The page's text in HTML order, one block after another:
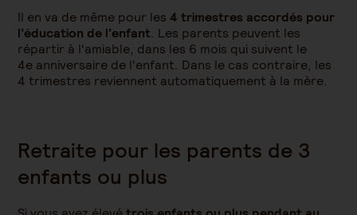
Il en va de même pour les 4 trimestres accordés pour
l’éducation de l’enfant. Les parents peuvent les
répartir à l'amiable, dans les 6 mois qui suivent le
4e anniversaire de l'enfant. Dans le cas contraire, les
4 trimestres reviennent automatiquement à la mère.
Retraite pour les parents de 3
enfants ou plus